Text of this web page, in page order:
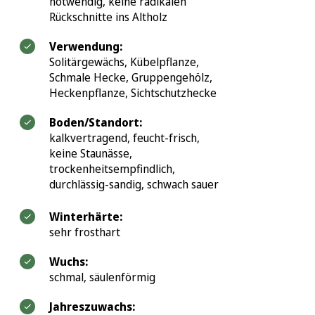
Rückschnitte ins Altholz
Verwendung:
Solitärgewächs, Kübelpflanze,
Schmale Hecke, Gruppengehölz,
Heckenpflanze, Sichtschutzhecke
Boden/Standort:
kalkvertragend, feucht-frisch,
keine Staunässe,
trockenheitsempfindlich,
durchlässig-sandig, schwach sauer
Winterhärte:
sehr frosthart
Wuchs:
schmal, säulenförmig
Jahreszuwachs: